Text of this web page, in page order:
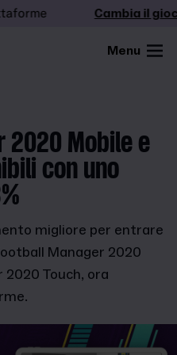
Cambia il gioco
Menu
2020 Mobile e
con uno
migliore per entrare
Manager 2020
2020 Touch, ora